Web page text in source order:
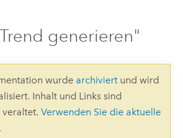
generieren"
wurde archiviertund wird
Inhalt und Links sind
Verwenden Sie die aktuelle
.